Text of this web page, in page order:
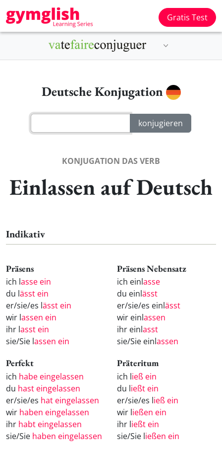
Gratis Test
Deutsche Konjugation
KONJUGATION DAS VERB
Einlassen auf Deutsch
Indikativ
Präsens
ich lasse ein
du lässt ein
er/sie/es lässt ein
wir lassen ein
ihr lasst ein
sie/Sie lassen ein
Präsens Nebensatz
ich einlasse
du einlässt
er/sie/es einlässt
wir einlassen
ihr einlasst
sie/Sie einlassen
Perfekt
ich habe eingelassen
du hast eingelassen
er/sie/es hat eingelassen
wir haben eingelassen
ihr habt eingelassen
sie/Sie haben eingelassen
Präteritum
ich ließ ein
du ließt ein
er/sie/es ließ ein
wir ließen ein
ihr ließt ein
sie/Sie ließen ein